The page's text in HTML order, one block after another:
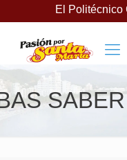
El Politécnico